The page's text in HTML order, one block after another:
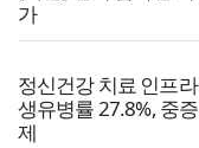
가
정신건강 치료 인프
생유병률 27.8%, 중
제